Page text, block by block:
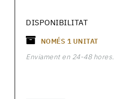
DISPONIBILITAT
NOMÉS 1 UNITAT
Enviament en 24-48 hores.